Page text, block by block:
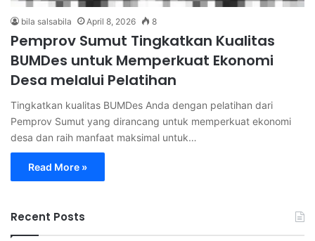
bila salsabila April 8, 2026 8
Pemprov Sumut Tingkatkan Kualitas
BUMDes untuk Memperkuat Ekonomi
Desa melalui Pelatihan
Tingkatkan kualitas BUMDes Anda dengan pelatihan dari
Pemprov Sumut yang dirancang untuk memperkuat ekonomi
desa dan raih manfaat maksimal untuk…
Read More »
Recent Posts